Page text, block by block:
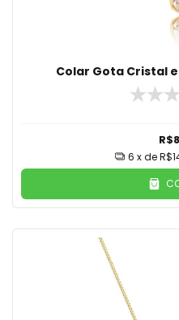
Colar Gota Cristal
6 x de